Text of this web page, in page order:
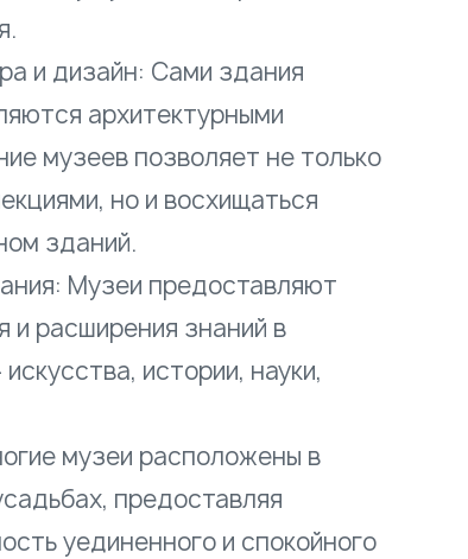
и дизайн: Сами здания
архитектурными
музеев позволяет не только
но и восхищаться
зданий.
Музеи предоставляют
и расширения знаний в
истории, науки,
музеи расположены в
предоставляя
уединенного и спокойного